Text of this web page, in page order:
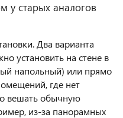
у старых аналогов
Два варианта
установить на стене в
напольный) или прямо
где нет
вешать обычную
из-за панорамных